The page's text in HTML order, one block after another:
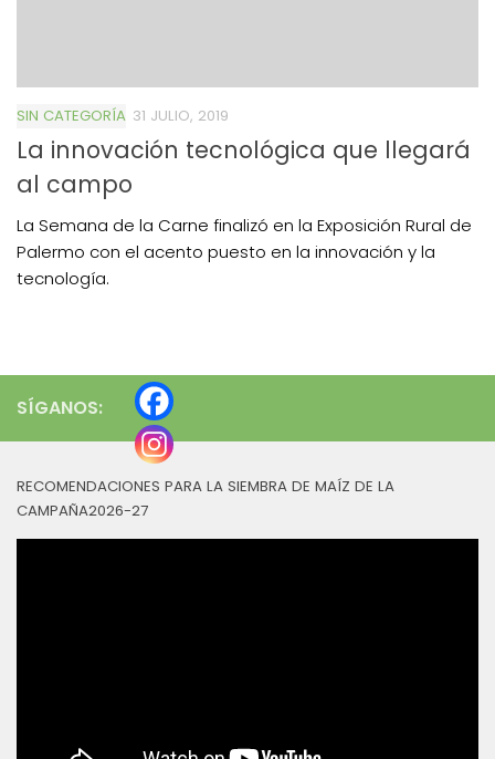
SIN CATEGORÍA 31 JULIO, 2019
La innovación tecnológica que llegará
al campo
La Semana de la Carne finalizó en la Exposición Rural de
Palermo con el acento puesto en la innovación y la
tecnología.
SÍGANOS:
RECOMENDACIONES PARA LA SIEMBRA DE MAÍZ DE LA
CAMPAÑA2026-27